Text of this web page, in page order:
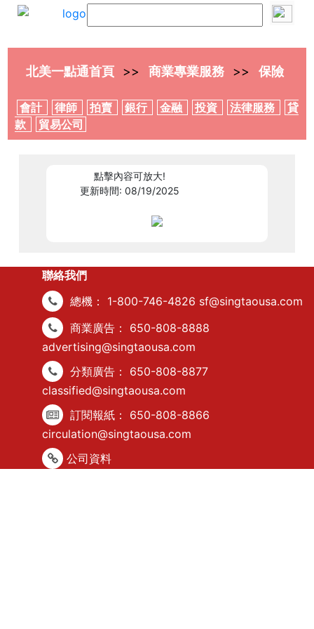
北美一點通首頁 商業專業服務 保險
會計 律師 拍賣 銀行 金融 投資 法律服務
貸
款
貿易公司
點擊內容可放大!
更新時間: 08/19/2025
聯絡我們
總機：
1-800-746-4826 sf@singtaousa.com
商業廣告：
650-808-8888
advertising@singtaousa.com
分類廣告：
650-808-8877
classified@singtaousa.com
訂閱報紙：
650-808-8866
circulation@singtaousa.com
公司資料